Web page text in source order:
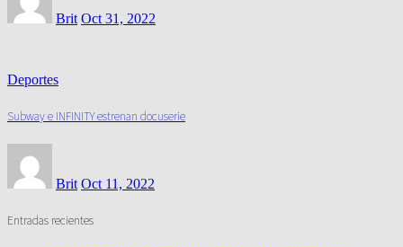
Brit Oct 31, 2022
Deportes
Subway e INFINITY estrenan docuserie
Brit Oct 11, 2022
Entradas recientes